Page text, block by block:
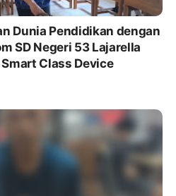
Dunia Pendidikan dengan
SD Negeri 53 Lajarella
Class Device